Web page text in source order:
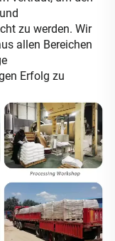
zu werden. Wir
allen Bereichen
Erfolg zu